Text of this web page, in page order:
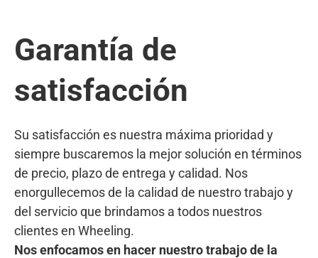
Garantía de
satisfacción
Su satisfacción es nuestra máxima prioridad y
siempre buscaremos la mejor solución en términos
de precio, plazo de entrega y calidad. Nos
enorgullecemos de la calidad de nuestro trabajo y
del servicio que brindamos a todos nuestros
clientes en Wheeling.
Nos enfocamos en hacer nuestro trabajo de la